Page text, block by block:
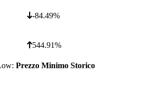
-84.49%
544.91%
Prezzo Minimo Storico